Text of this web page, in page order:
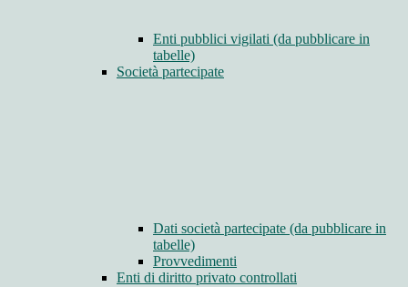
Enti pubblici vigilati (da pubblicare in
tabelle)
Società partecipate
Dati società partecipate (da pubblicare in
tabelle)
Provvedimenti
Enti di diritto privato controllati